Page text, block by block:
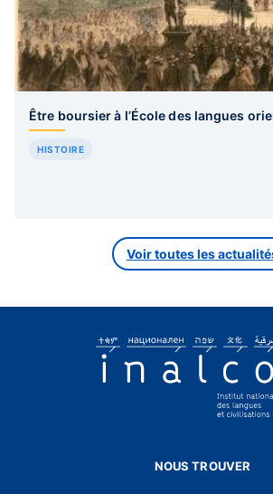
Être boursier à l’École des langues
HISTOIRE
Voir toutes les
NOUS TROUVER